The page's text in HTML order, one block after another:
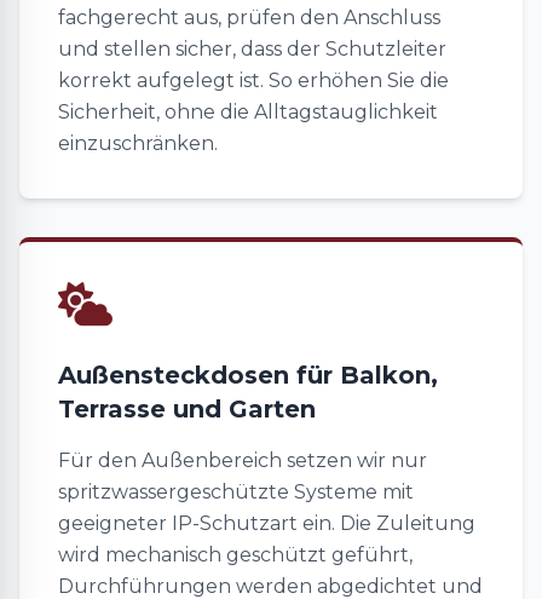
fachgerecht aus, prüfen den Anschluss
und stellen sicher, dass der Schutzleiter
korrekt aufgelegt ist. So erhöhen Sie die
Sicherheit, ohne die Alltagstauglichkeit
einzuschränken.
Außensteckdosen für Balkon,
Terrasse und Garten
Für den Außenbereich setzen wir nur
spritzwassergeschützte Systeme mit
geeigneter IP-Schutzart ein. Die Zuleitung
wird mechanisch geschützt geführt,
Durchführungen werden abgedichtet und